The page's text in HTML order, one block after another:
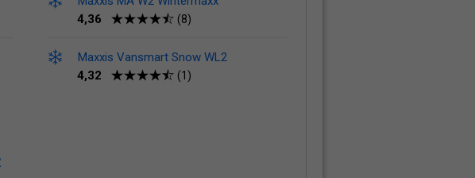
4,36
(8)
Maxxis Vansmart Snow WL2
4,32
(1)